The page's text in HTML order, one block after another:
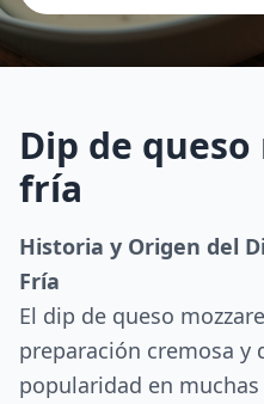
Dip de
fría
Historia y Origen del
Fría
El dip de queso
preparación cremosa y
popularidad en